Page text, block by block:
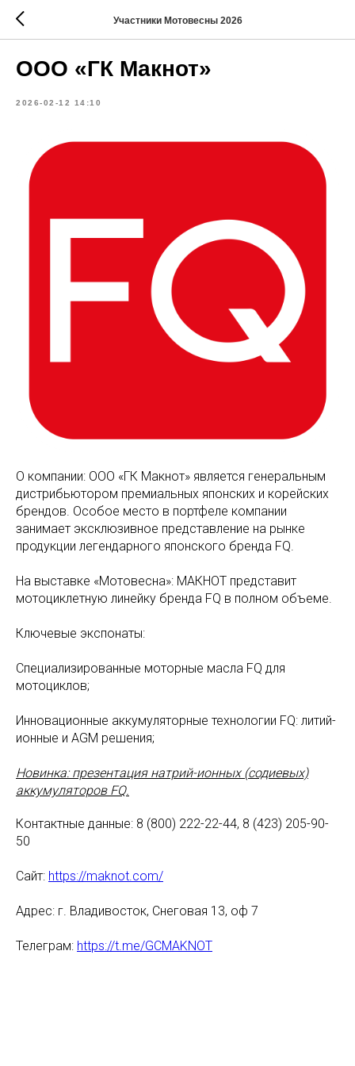
Участники Мотовесны 2026
ООО «ГК Макнот»
2026-02-12 14:10
О компании: ООО «ГК Макнот» является генеральным
дистрибьютором премиальных японских и корейских
брендов. Особое место в портфеле компании
занимает эксклюзивное представление на рынке
продукции легендарного японского бренда FQ.
На выставке «Мотовесна»: МАКНОТ представит
мотоциклетную линейку бренда FQ в полном объеме.
Ключевые экспонаты:
Специализированные моторные масла FQ для
мотоциклов;
Инновационные аккумуляторные технологии FQ: литий-
ионные и AGM решения;
Новинка: презентация натрий-ионных (содиевых)
аккумуляторов FQ.
Контактные данные: 8 (800) 222-22-44, 8 (423) 205-90-
50
Сайт: https://maknot.com/
Адрес: г. Владивосток, Снеговая 13, оф 7
Телеграм: https://t.me/GCMAKNOT